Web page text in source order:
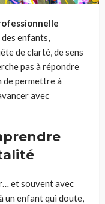
enfants,
de clarté, de sens
pas à répondre
de permettre à
avec
et souvent avec
un enfant qui doute,